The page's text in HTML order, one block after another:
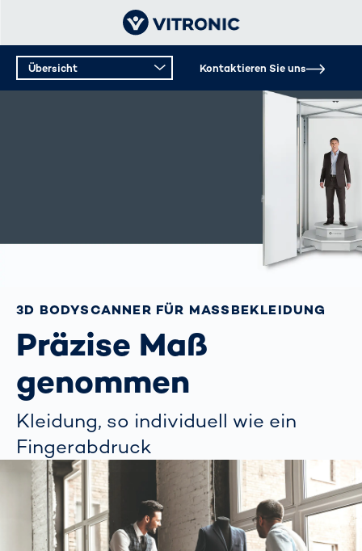
3D BODYSCANNER FÜR MASSBEKLEIDUNG
Präzise Maß
genommen
Kleidung, so individuell wie ein
Fingerabdruck
Übersicht Kontaktieren Sie uns